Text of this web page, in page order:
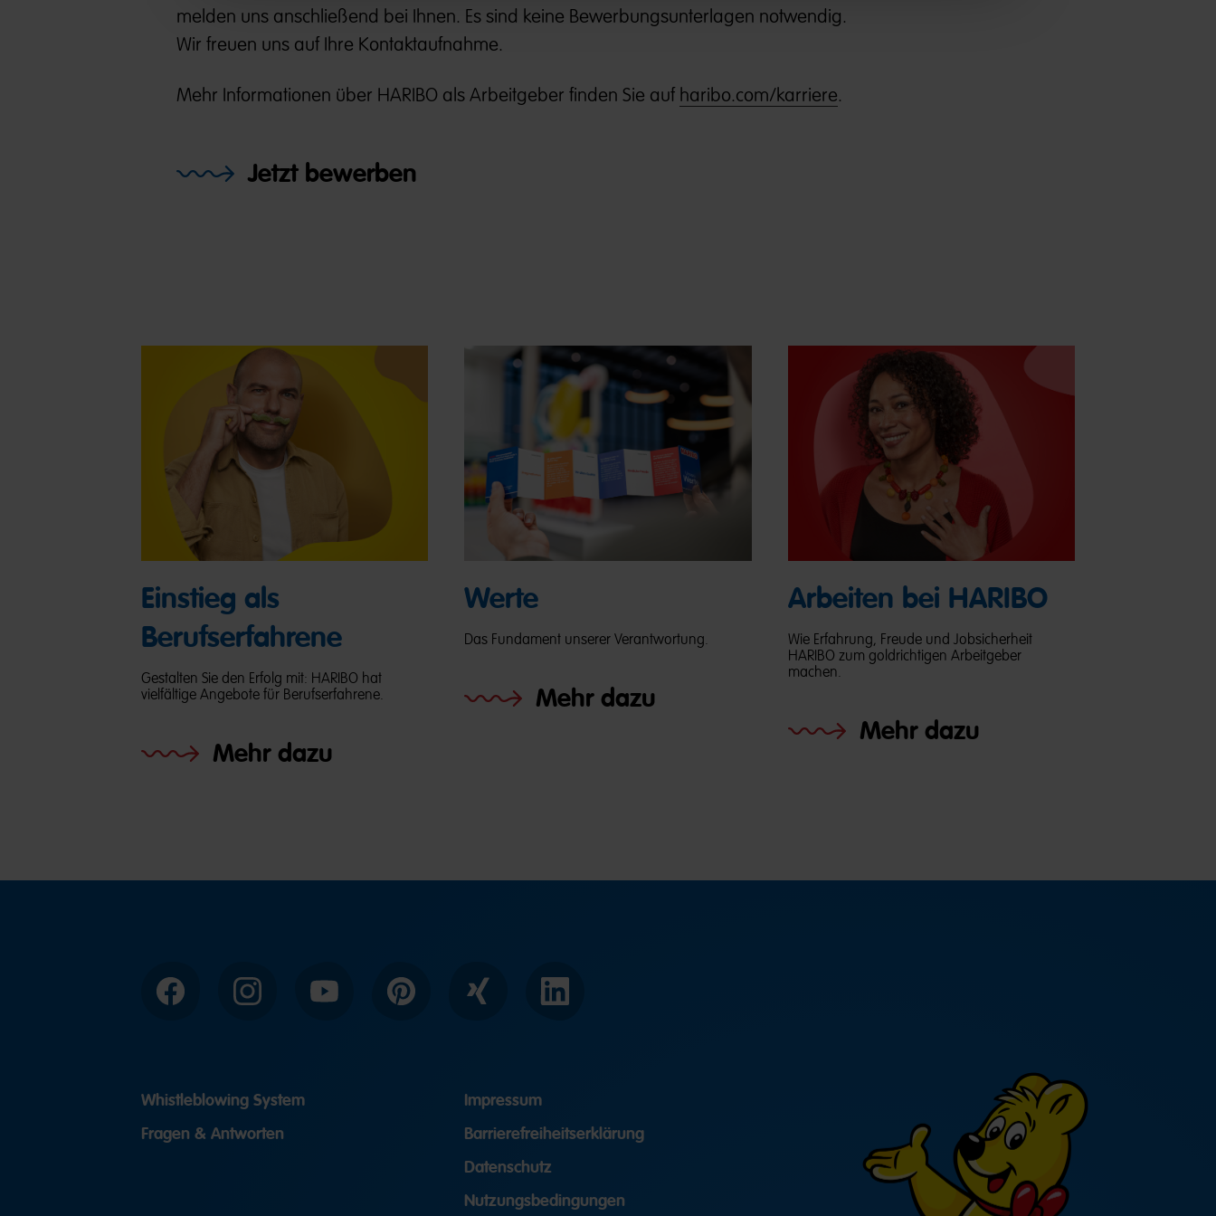
melden uns anschließend bei Ihnen. Es sind keine Bewerbungsunterlagen notwendig.
Wir freuen uns auf Ihre Kontaktaufnahme.
Mehr Informationen über HARIBO als Arbeitgeber finden Sie auf haribo.com/karriere.
Jetzt bewerben
Einstieg als
Berufserfahrene
Gestalten Sie den Erfolg mit: HARIBO hat
vielfältige Angebote für Berufserfahrene.
Mehr dazu
Werte
Das Fundament unserer Verantwortung.
Mehr dazu
Arbeiten bei HARIBO
Wie Erfahrung, Freude und Jobsicherheit
HARIBO zum goldrichtigen Arbeitgeber
machen.
Mehr dazu
Facebook Instagram YouTube Pinterest Xing LinkedIn
Whistleblowing System
Fragen & Antworten
Impressum
Barrierefreiheitserklärung
Datenschutz
Nutzungsbedingungen